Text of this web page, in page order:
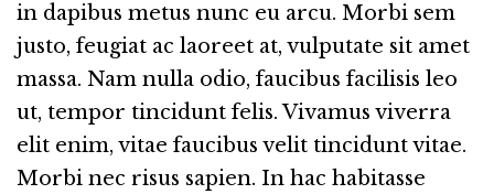
in dapibus metus nunc eu arcu. Morbi sem
justo, feugiat ac laoreet at, vulputate sit amet
massa. Nam nulla odio, faucibus facilisis leo
ut, tempor tincidunt felis. Vivamus viverra
elit enim, vitae faucibus velit tincidunt vitae.
Morbi nec risus sapien. In hac habitasse